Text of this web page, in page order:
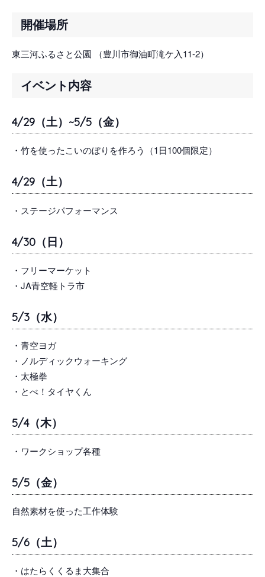
開催場所
東三河ふるさと公園 （豊川市御油町滝ケ入11-2）
イベント内容
4/29（土）~5/5（金）
・竹を使ったこいのぼりを作ろう（1日100個限定）
4/29（土）
・ステージパフォーマンス
4/30（日）
・フリーマーケット
・JA青空軽トラ市
5/3（水）
・青空ヨガ
・ノルディックウォーキング
・太極拳
・とべ！タイヤくん
5/4（木）
・ワークショップ各種
5/5（金）
自然素材を使った工作体験
5/6（土）
・はたらくくるま大集合